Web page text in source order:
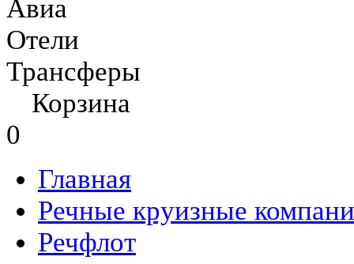
Авиа
Отели
Трансферы
Корзина
0
Главная
Речные круизные
Речфлот